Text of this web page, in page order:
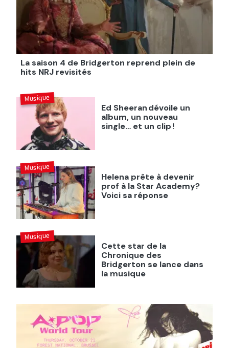
La saison 4 de Bridgerton reprend plein de
hits NRJ revisités
Ed Sheeran dévoile un
album, un nouveau
single… et un clip !
Musique
Helena prête à devenir
prof à la Star Academy?
Voici sa réponse
Musique
Cette star de la
Chronique des
Bridgerton se lance dans
la musique
Musique